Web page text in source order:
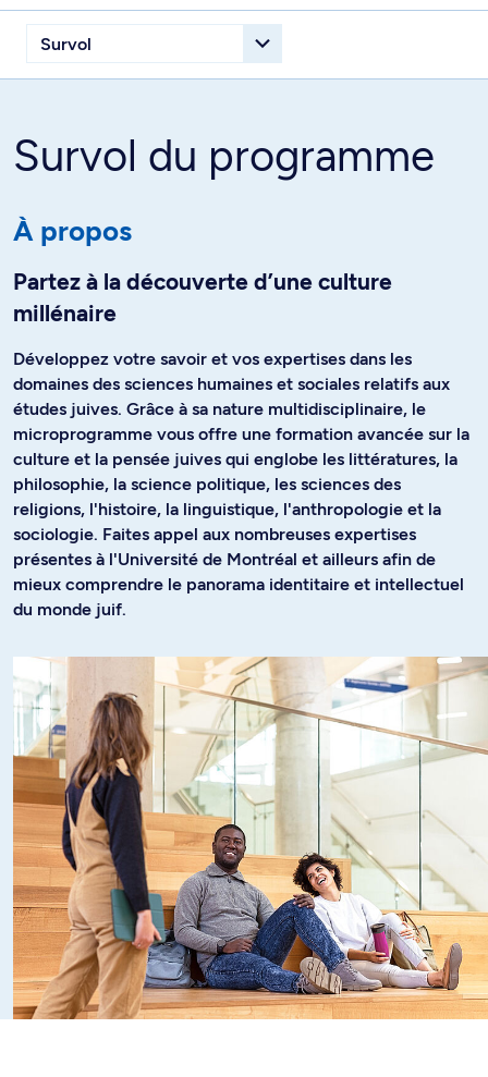
Survol du programme
À propos
Partez à la découverte d’une culture
millénaire
Développez votre savoir et vos expertises dans les
domaines des sciences humaines et sociales relatifs aux
études juives. Grâce à sa nature multidisciplinaire, le
microprogramme vous offre une formation avancée sur la
culture et la pensée juives qui englobe les littératures, la
philosophie, la science politique, les sciences des
religions, l'histoire, la linguistique, l'anthropologie et la
sociologie. Faites appel aux nombreuses expertises
présentes à l'Université de Montréal et ailleurs afin de
mieux comprendre le panorama identitaire et intellectuel
du monde juif.